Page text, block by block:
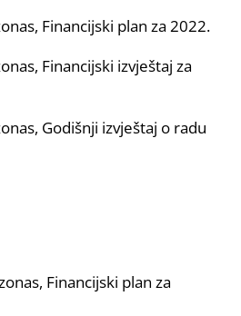
Financijski plan za 2022.
Financijski izvještaj za
Godišnji izvještaj o radu
Financijski plan za